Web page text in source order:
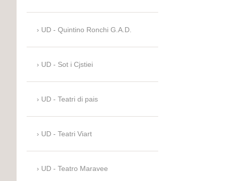
UD - Quintino Ronchi G.A.D.
UD - Sot i Cjstiei
UD - Teatri di pais
UD - Teatri Viart
UD - Teatro Maravee